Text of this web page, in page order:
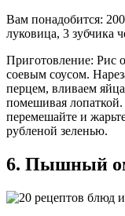
Вам понадобится:
луковица, 3 зубчика
Приготовление: Рис
соевым соусом.
перцем, вливаем
помешивая лопаткой.
перемешайте и
рубленой зеленью.
6. Пышный